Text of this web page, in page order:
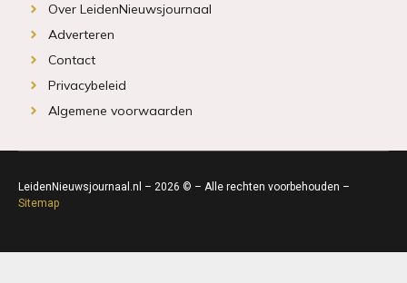
Over LeidenNieuwsjournaal
Adverteren
Contact
Privacybeleid
Algemene voorwaarden
LeidenNieuwsjournaal.nl – 2026 © – Alle rechten voorbehouden –
Sitemap